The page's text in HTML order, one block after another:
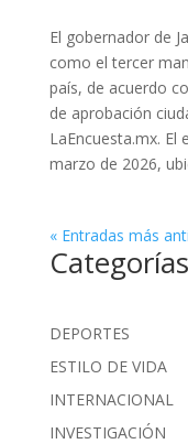
El gobernador de
como el tercer
país, de acuerdo
de aprobación
LaEncuesta.mx.
marzo de 2026,
« Entradas más
Categorías
DEPORTES
ESTILO DE VIDA
INTERNACIONAL
INVESTIGACIÓN